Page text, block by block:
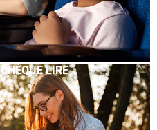
LIRE